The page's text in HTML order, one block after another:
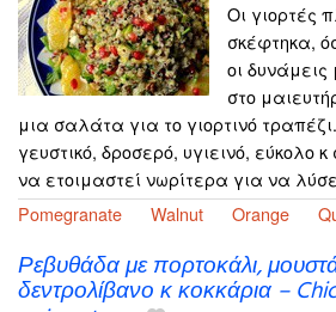
Οι γιορτές
σκέφτηκα,
οι
στο
μια σαλάτα για το γιορτινό
γευστικό, δροσερό, υγιεινό, εύκολο
να ετοιμαστεί νωρίτερα για να
Pomegranate
Walnut Orange
Ρεβυθάδα με πορτοκάλι,
δεντρολίβανο κ κοκκάρια –